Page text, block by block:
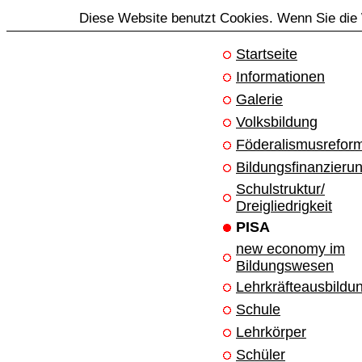
Diese Website benutzt Cookies. Wenn Sie
Startseite
Informationen
Galerie
Volksbildung
Schulstruktur/
Dreigliedrigkeit
PISA
new economy im
Bildungswesen
Schule
Lehrkörper
Schüler